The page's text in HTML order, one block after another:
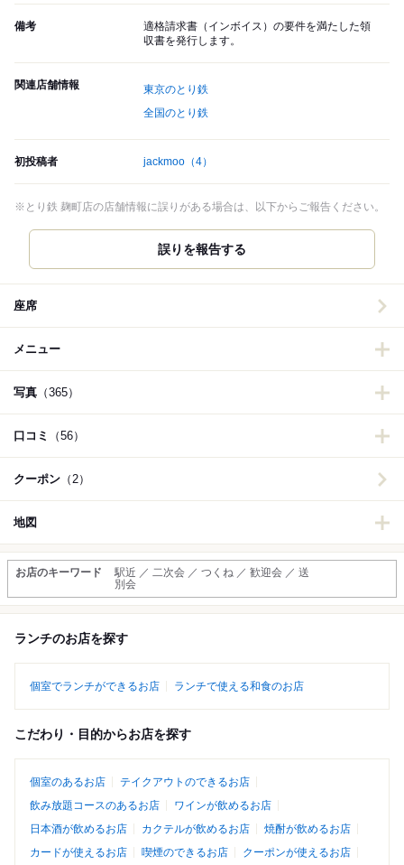
備考
適格請求書（インボイス）の要件を満たした領
収書を発行します。
関連店舗情報
東京のとり鉄
全国のとり鉄
初投稿者 jackmoo （4）
※とり鉄 麹町店の店舗情報に誤りがある場合は、以下からご報告ください。
誤りを報告する
座席
メニュー
写真 （365）
口コミ （56）
クーポン （2）
地図
お店のキーワード
駅近 ／ 二次会 ／ つくね ／ 歓迎会 ／ 送
別会
ランチのお店を探す
個室でランチができるお店 ランチで使える和食のお店
こだわり・目的からお店を探す
個室のあるお店
テイクアウトのできるお店
飲み放題コースのあるお店
ワインが飲めるお店
日本酒が飲めるお店
カクテルが飲めるお店
焼酎が飲めるお店
カードが使えるお店
喫煙のできるお店
クーポンが使えるお店